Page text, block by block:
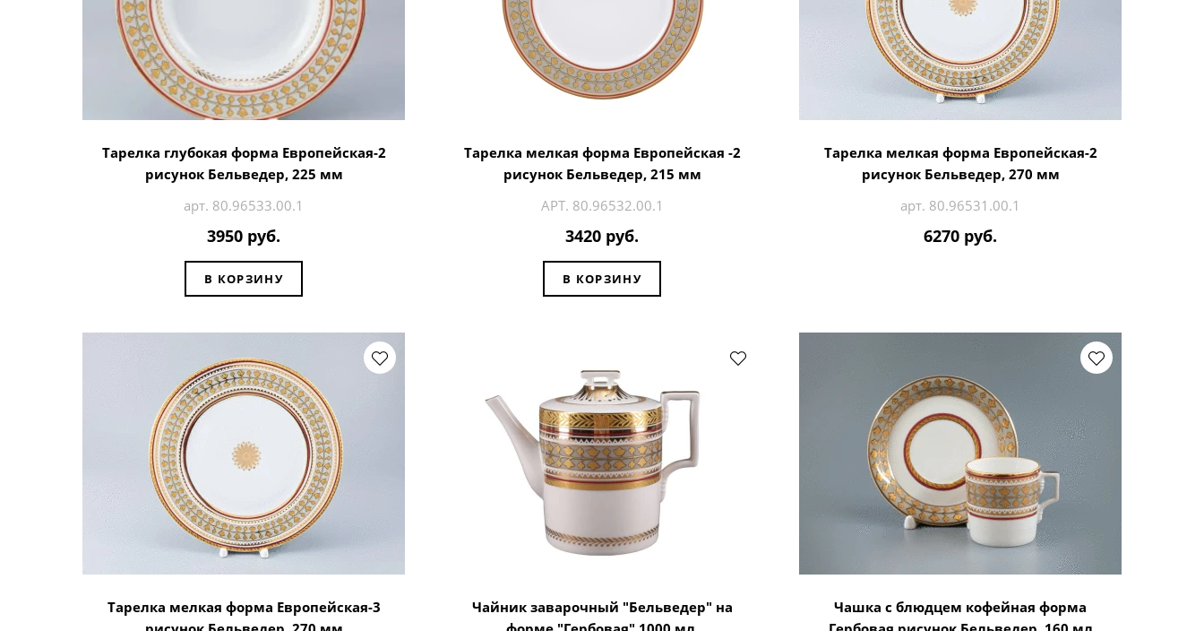
Тарелка глубокая форма Европейская-2
рисунок Бельведер, 225 мм
арт. 80.96533.00.1
3950 руб.
В КОРЗИНУ
Тарелка мелкая форма Европейская -2
рисунок Бельведер, 215 мм
АРТ. 80.96532.00.1
3420 руб.
В КОРЗИНУ
Тарелка мелкая форма Европейская-2
рисунок Бельведер, 270 мм
арт. 80.96531.00.1
6270 руб.
Тарелка мелкая форма Европейская-3
Чайник заварочный "Бельведер" на
Чашка с блюдцем кофейная форма